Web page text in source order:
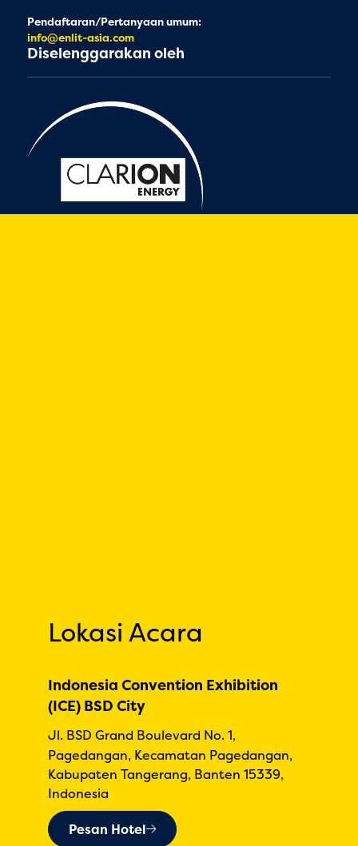
Pendaftaran/Pertanyaan umum:
info@enlit-asia.com
Diselenggarakan oleh
Lokasi Acara
Indonesia Convention Exhibition
(ICE) BSD City
Jl. BSD Grand Boulevard No. 1,
Pagedangan, Kecamatan Pagedangan,
Kabupaten Tangerang, Banten 15339,
Indonesia
Pesan Hotel